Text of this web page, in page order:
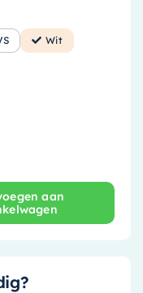
Wit
cm x 100 cm -
aan